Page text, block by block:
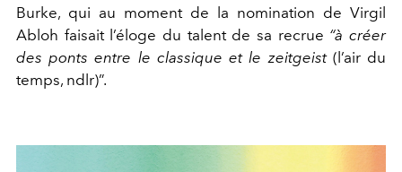
Burke, qui au moment de la nomination de Virgil
Abloh faisait l’éloge du talent de sa recrue “à créer
des ponts entre le classique et le zeitgeist(l’air du
temps, ndlr)”.